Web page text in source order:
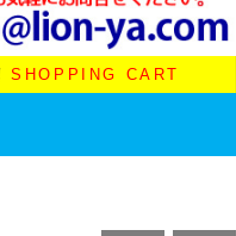
SHOPPING CART